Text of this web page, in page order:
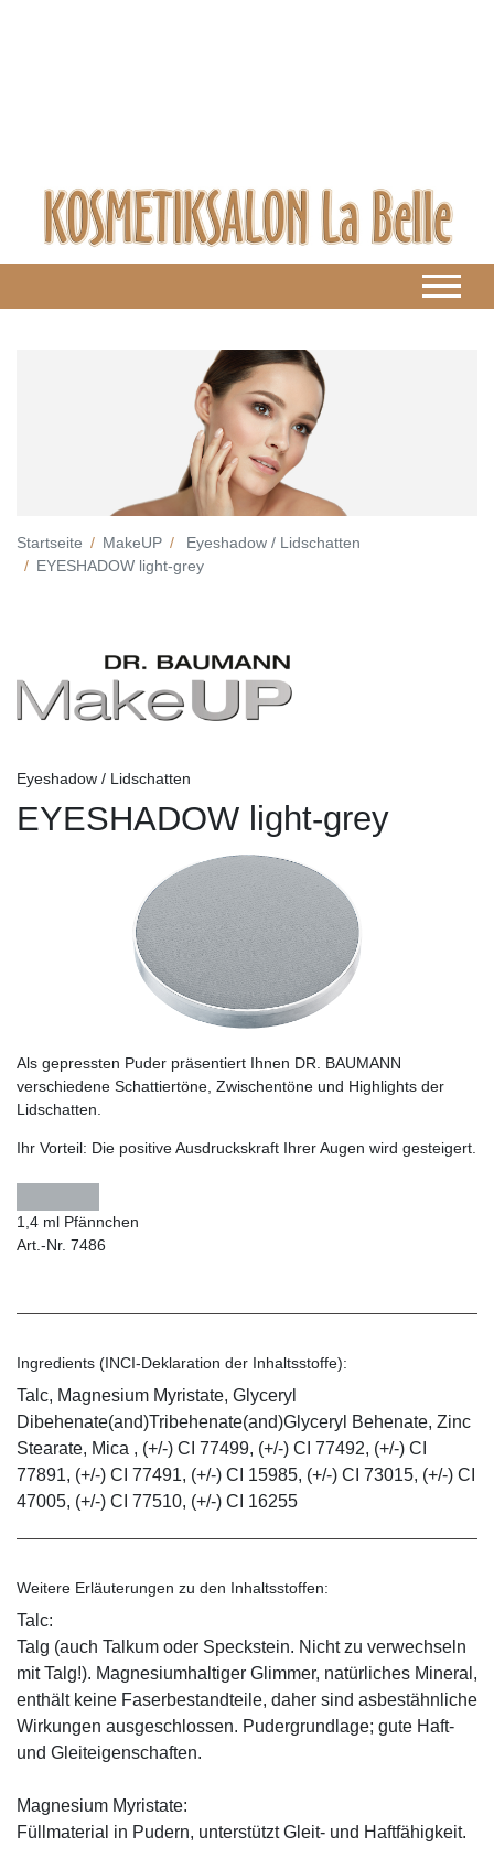
Startseite MakeUP
Eyeshadow / Lidschatten
EYESHADOW light-grey
Eyeshadow / Lidschatten
EYESHADOW light-grey
Als gepressten Puder präsentiert Ihnen DR. BAUMANN
verschiedene Schattiertöne, Zwischentöne und Highlights der
Lidschatten.
Ihr Vorteil: Die positive Ausdruckskraft Ihrer Augen wird gesteigert.
1,4 ml Pfännchen
Art.-Nr. 7486
Ingredients (INCI-Deklaration der Inhaltsstoffe):
Talc, Magnesium Myristate, Glyceryl
Dibehenate(and)Tribehenate(and)Glyceryl Behenate, Zinc
Stearate, Mica , (+/-) CI 77499, (+/-) CI 77492, (+/-) CI
77891, (+/-) CI 77491, (+/-) CI 15985, (+/-) CI 73015, (+/-) CI
47005, (+/-) CI 77510, (+/-) CI 16255
Weitere Erläuterungen zu den Inhaltsstoffen:
Talc:
Talg (auch Talkum oder Speckstein. Nicht zu verwechseln
mit Talg!). Magnesiumhaltiger Glimmer, natürliches Mineral,
enthält keine Faserbestandteile, daher sind asbestähnliche
Wirkungen ausgeschlossen. Pudergrundlage; gute Haft-
und Gleiteigenschaften.
Magnesium Myristate:
Füllmaterial in Pudern, unterstützt Gleit- und Haftfähigkeit.